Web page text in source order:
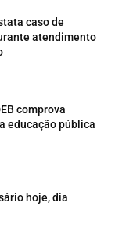
caso de
atendimento
comprova
educação pública
hoje, dia